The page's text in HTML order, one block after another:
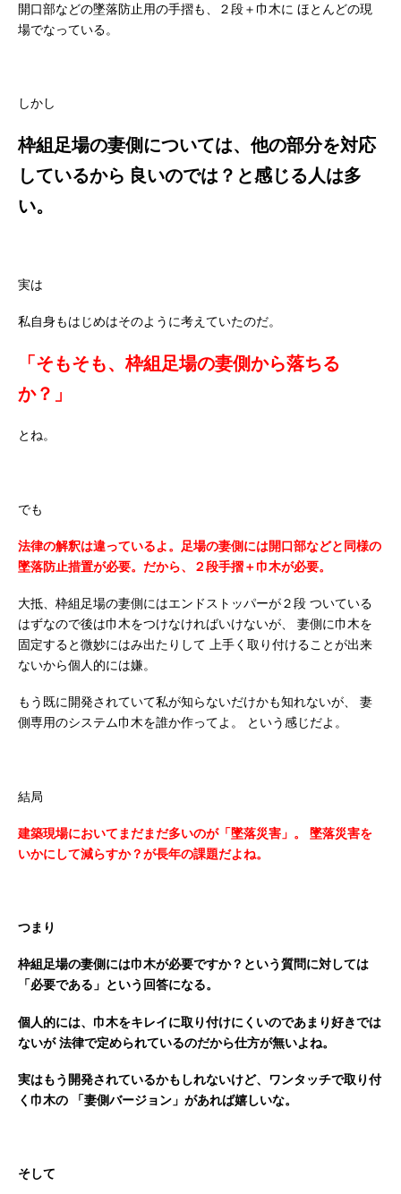
開口部などの墜落防止用の手摺も、２段＋巾木に ほとんどの現
場でなっている。
しかし
枠組足場の妻側については、他の部分を対応
しているから 良いのでは？と感じる人は多
い。
実は
私自身もはじめはそのように考えていたのだ。
「そもそも、枠組足場の妻側から落ちる
か？」
とね。
でも
法律の解釈は違っているよ。足場の妻側には開口部などと同様の
墜落防止措置が必要。だから、２段手摺＋巾木が必要。
大抵、枠組足場の妻側にはエンドストッパーが２段 ついている
はずなので後は巾木をつけなければいけないが、
妻側に巾木を
固定すると微妙にはみ出たりして 上手く取り付けることが出来
ないから個人的には嫌。
もう既に開発されていて私が知らないだけかも知れないが、
妻
側専用のシステム巾木を誰か作ってよ。
という感じだよ。
結局
建築現場においてまだまだ多いのが「墜落災害」。
墜落災害を
いかにして減らすか？が長年の課題だよね。
つまり
枠組足場の妻側には巾木が必要ですか？という質問に対しては
「必要である」という回答になる。
個人的には、巾木をキレイに取り付けにくいのであまり好きでは
ないが 法律で定められているのだから仕方が無いよね。
実はもう開発されているかもしれないけど、ワンタッチで取り付
く巾木の
「妻側バージョン」があれば嬉しいな。
そして